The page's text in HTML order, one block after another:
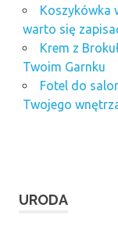
Koszykówka
warto się
Krem z
Twoim Garnku
Fotel do
Twojego
URODA